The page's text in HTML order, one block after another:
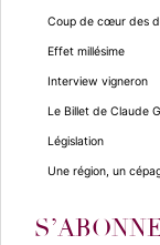
Coup de cœur des
Effet millésime
Interview vigneron
Le Billet de Claude
Législation
Une région, un